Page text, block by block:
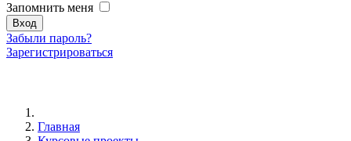
Запомнить меня
Забыли пароль?
Зарегистрироваться
Главная